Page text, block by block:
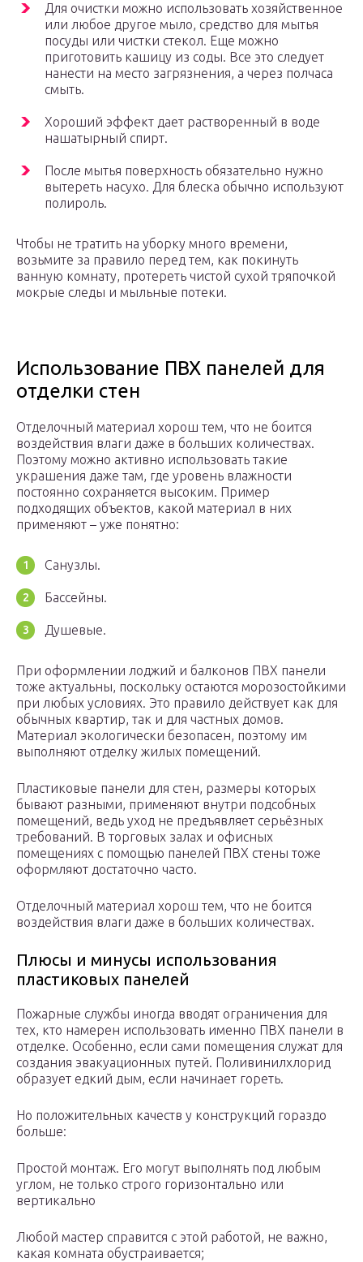
Для очистки можно использовать хозяйственное
или любое другое мыло, средство для мытья
посуды или чистки стекол. Еще можно
приготовить кашицу из соды. Все это следует
нанести на место загрязнения, а через полчаса
смыть.
Хороший эффект дает растворенный в воде
нашатырный спирт.
После мытья поверхность обязательно нужно
вытереть насухо. Для блеска обычно используют
полироль.
Чтобы не тратить на уборку много времени,
возьмите за правило перед тем, как покинуть
ванную комнату, протереть чистой сухой тряпочкой
мокрые следы и мыльные потеки.
Использование ПВХ панелей для
отделки стен
Отделочный материал хорош тем, что не боится
воздействия влаги даже в больших количествах.
Поэтому можно активно использовать такие
украшения даже там, где уровень влажности
постоянно сохраняется высоким. Пример
подходящих объектов, какой материал в них
применяют – уже понятно:
Санузлы.
Бассейны.
Душевые.
При оформлении лоджий и балконов ПВХ панели
тоже актуальны, поскольку остаются морозостойкими
при любых условиях. Это правило действует как для
обычных квартир, так и для частных домов.
Материал экологически безопасен, поэтому им
выполняют отделку жилых помещений.
Пластиковые панели для стен, размеры которых
бывают разными, применяют внутри подсобных
помещений, ведь уход не предъявляет серьёзных
требований. В торговых залах и офисных
помещениях с помощью панелей ПВХ стены тоже
оформляют достаточно часто.
Отделочный материал хорош тем, что не боится
воздействия влаги даже в больших количествах.
Плюсы и минусы использования
пластиковых панелей
Пожарные службы иногда вводят ограничения для
тех, кто намерен использовать именно ПВХ панели в
отделке. Особенно, если сами помещения служат для
создания эвакуационных путей. Поливинилхлорид
образует едкий дым, если начинает гореть.
Но положительных качеств у конструкций гораздо
больше:
Простой монтаж. Его могут выполнять под любым
углом, не только строго горизонтально или
вертикально
Любой мастер справится с этой работой, не важно,
какая комната обустраивается;